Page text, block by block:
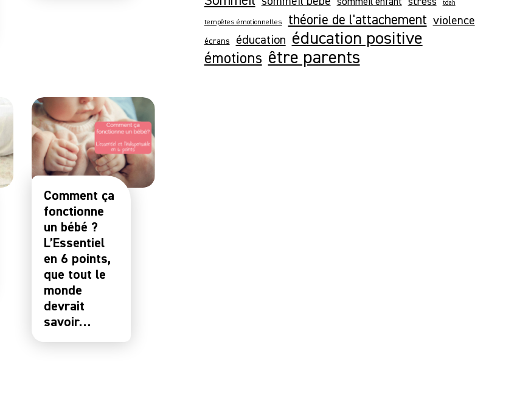
Comment ça
fonctionne
un bébé ?
L’Essentiel
en 6 points,
que tout le
monde
devrait
savoir…
tdah
tempêtes émotionnelles théorie de l'attachement violence
écrans éducation éducation positive
émotions être parents